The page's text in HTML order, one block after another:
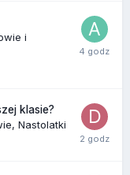
i
klasie?
Nastolatki